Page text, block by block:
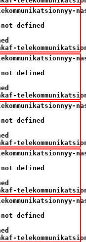
defined
defined
defined
defined
defined